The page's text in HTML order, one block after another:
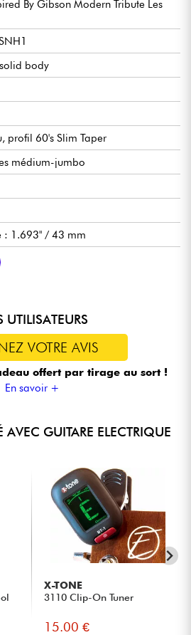
By Gibson Modern Tribute Les
body
profil 60's Slim Taper
médium-jumbo
: 1.693" / 43 mm
Epiphone 650R & 700T Ceramic
tonalité par micro, sélecteur
ABR Tune-o-matic
d'huile, ratio 15:1
UTILISATEURS
VOTRE AVIS
offert par tirage au sort !
En savoir +
GUITARE ELECTRIQUE
X-TONE
3110 Clip-On Tuner
15.00 €